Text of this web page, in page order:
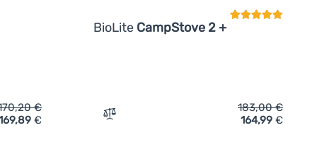
Beerbox' hinzufügen
€
€
BioLite CampStove 2 +
Zum Vergleich 'Holzofen BioLite
183,00€
164,99 €